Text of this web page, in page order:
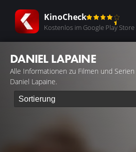
KinoCheck
Kostenlos im Google Play Store
DANIEL LAPAINE
Alle Informationen zu Filmen und
Daniel Lapaine.